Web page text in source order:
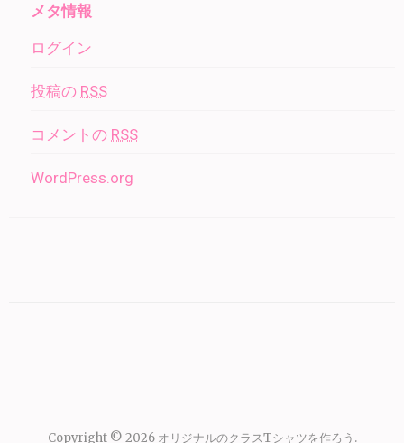
メタ情報
ログイン
投稿の RSS
コメントの RSS
WordPress.org
Copyright © 2026 オリジナルのクラスTシャツを作ろう .